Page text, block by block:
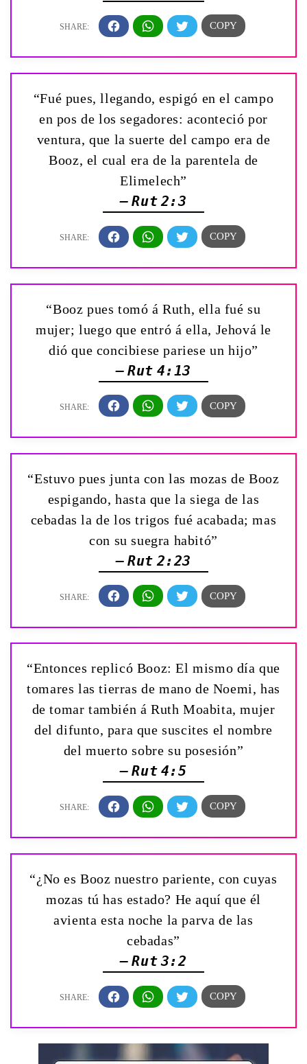
“Fué pues, llegando, espigó en el campo
en pos de los segadores: aconteció por
ventura, que la suerte del campo era de
Booz, el cual era de la parentela de
Elimelech”
— Rut 2:3
“Booz pues tomó á Ruth, ella fué su
mujer; luego que entró á ella, Jehová le
dió que concibiese pariese un hijo”
— Rut 4:13
“Estuvo pues junta con las mozas de Booz
espigando, hasta que la siega de las
cebadas la de los trigos fué acabada; mas
con su suegra habitó”
— Rut 2:23
“Entonces replicó Booz: El mismo día que
tomares las tierras de mano de Noemi, has
de tomar también á Ruth Moabita, mujer
del difunto, para que suscites el nombre
del muerto sobre su posesión”
— Rut 4:5
“¿No es Booz nuestro pariente, con cuyas
mozas tú has estado? He aquí que él
avienta esta noche la parva de las
cebadas”
— Rut 3:2